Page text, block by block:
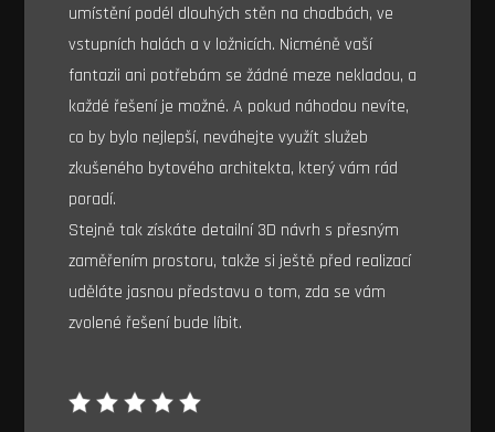
umístění podél dlouhých stěn na chodbách, ve
vstupních halách a v ložnicích. Nicméně vaší
fantazii ani potřebám se žádné meze nekladou, a
každé řešení je možné. A pokud náhodou nevíte,
co by bylo nejlepší, neváhejte využít služeb
zkušeného bytového architekta, který vám rád
poradí.
Stejně tak získáte detailní 3D návrh s přesným
zaměřením prostoru, takže si ještě před realizací
uděláte jasnou představu o tom, zda se vám
zvolené řešení bude líbit.